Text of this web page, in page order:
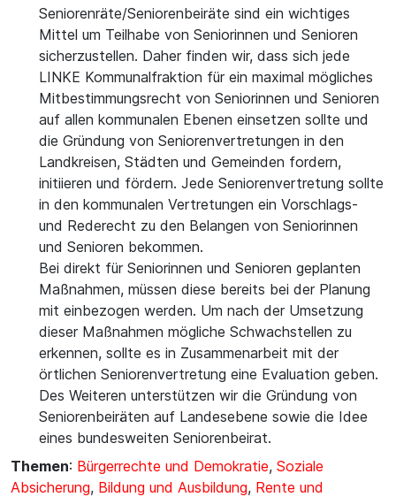
Seniorenräte/Seniorenbeiräte sind ein wichtiges
Mittel um Teilhabe von Seniorinnen und Senioren
sicherzustellen. Daher finden wir, dass sich jede
LINKE Kommunalfraktion für ein maximal mögliches
Mitbestimmungsrecht von Seniorinnen und Senioren
auf allen kommunalen Ebenen einsetzen sollte und
die Gründung von Seniorenvertretungen in den
Landkreisen, Städten und Gemeinden fordern,
initiieren und fördern. Jede Seniorenvertretung sollte
in den kommunalen Vertretungen ein Vorschlags-
und Rederecht zu den Belangen von Seniorinnen
und Senioren bekommen.
Bei direkt für Seniorinnen und Senioren geplanten
Maßnahmen, müssen diese bereits bei der Planung
mit einbezogen werden. Um nach der Umsetzung
dieser Maßnahmen mögliche Schwachstellen zu
erkennen, sollte es in Zusammenarbeit mit der
örtlichen Seniorenvertretung eine Evaluation geben.
Des Weiteren unterstützen wir die Gründung von
Seniorenbeiräten auf Landesebene sowie die Idee
eines bundesweiten Seniorenbeirat.
Themen: Bürgerrechte und Demokratie, Soziale
Absicherung, Bildung und Ausbildung, Rente und